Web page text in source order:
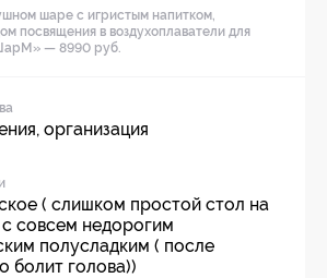
шаре с игристым напитком,
посвящения в воздухоплаватели для
— 8990 руб.
организация
( слишком простой стол на
с совсем недорогим
полусладким ( после
болит голова))